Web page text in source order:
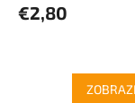
€2,80